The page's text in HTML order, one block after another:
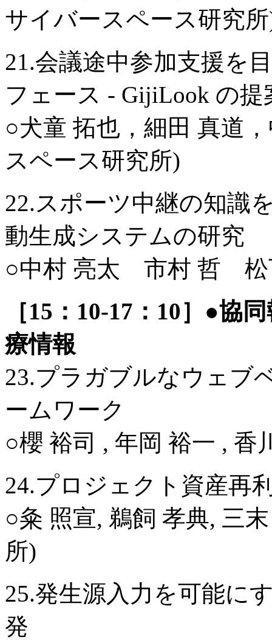
サイバースペース研究
21.会議途中参加支援を
フェース - GijiLook の提
○犬童 拓也，細田 真道
スペース研究所)
22.スポーツ中継の知識
動生成システムの研究
○中村 亮太 市村 哲 松
［15：10-17：10］●協
療情報
23.プラガブルなウェブ
ームワーク
○櫻 裕司 , 年岡 裕一 , 香
24.プロジェクト資産再
○粂 照宣, 鵜飼 孝典, 三
所)
25.発生源入力を可能に
発